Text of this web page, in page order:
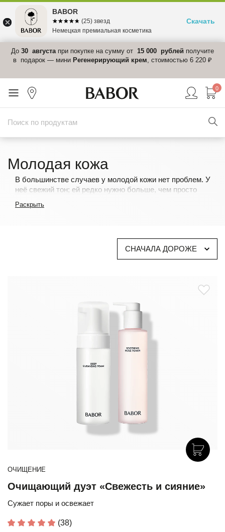
До 30 августапри покупке на сумму от 15 000 рублей получите
в подарок — мини Регенерирующий крем, стоимостью 6 220 ₽
0
Молодая кожа
В большинстве случаев у молодой кожи нет проблем. У
неё свежий тон; ей редко нужно больше, чем просто
для удовлетворения основных потребностей. Влага и
Раскрыть
СНАЧАЛА ДОРОЖЕ
ОЧИЩЕНИЕ
Очищающий дуэт «Свежесть и сияние»
Сужает поры и освежает
(38)
BABOR
☆☆☆☆☆
★★★★★ (25) звезд
Немецкая премиальная косметика
Скачать